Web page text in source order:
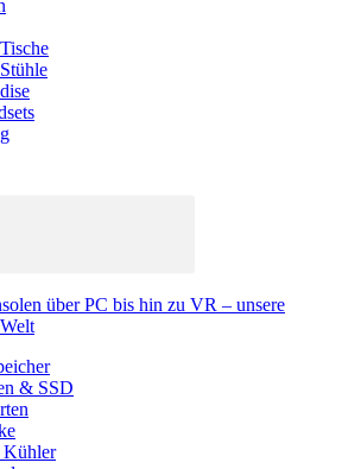
über PC bis hin zu VR – unsere
& SSD